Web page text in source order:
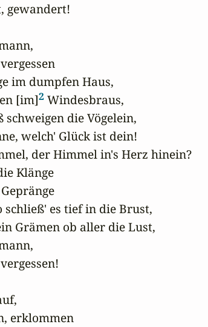
gewandert!
vergessen
im dumpfen Haus,
[im]2 Windesbraus,
schweigen die Vögelein,
welch' Glück ist dein!
der Himmel in's Herz hinein?
Klänge
schließ' es tief in die Brust,
Grämen ob aller die Lust,
erklommen